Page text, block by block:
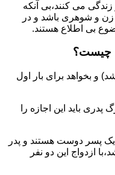
می کنند،بی آنکه
زن و شوهری باشد و در
بی اطلاع هستند.
چیست؟
و بخواهد برای بار اول
باید این اجازه را
یک پسر دوست هستند و پدر
ازدواج این دو نفر